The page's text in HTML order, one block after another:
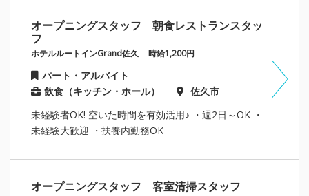
オープニングスタッフ 朝食レストランスタッ
フ
ホテルルートインGrand佐久 時給1,200円
パート・アルバイト
飲食（キッチン・ホール）
佐久市
未経験者OK! 空いた時間を有効活用♪ ・週2日～OK ・
未経験大歓迎 ・扶養内勤務OK
オープニングスタッフ 客室清掃スタッフ